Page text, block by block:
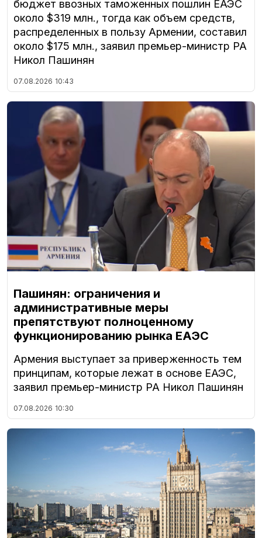
бюджет ввозных таможенных пошлин ЕАЭС
около $319 млн., тогда как объем средств,
распределенных в пользу Армении, составил
около $175 млн., заявил премьер-министр РА
Никол Пашинян
07.08.2026 10:43
Пашинян: ограничения и
административные меры
препятствуют полноценному
функционированию рынка ЕАЭС
Армения выступает за приверженность тем
принципам, которые лежат в основе ЕАЭС,
заявил премьер-министр РА Никол Пашинян
07.08.2026 10:30